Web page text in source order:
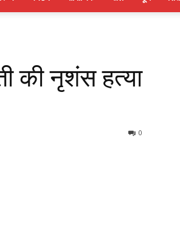
की नृशंस हत्या
0